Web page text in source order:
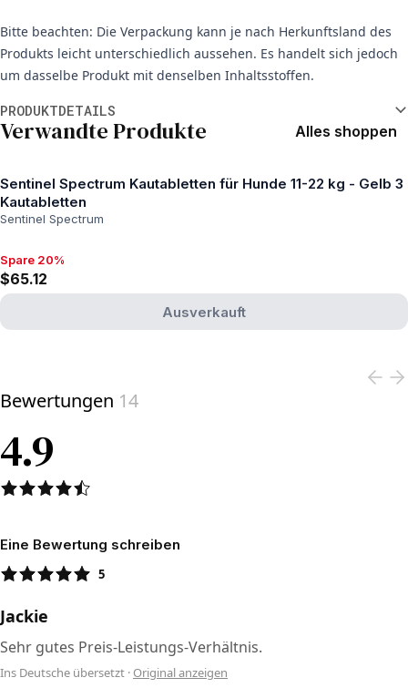
Bitte beachten: Die Verpackung kann je nach Herkunftsland des
Produkts leicht unterschiedlich aussehen. Es handelt sich jedoch
um dasselbe Produkt mit denselben Inhaltsstoffen.
PRODUKTDETAILS
Verwandte Produkte Alles shoppen
Sentinel Spectrum Kautabletten für Hunde 11-22 kg - Gelb 3
Kautabletten
Sentinel Spectrum
Spare 20%, $65.12
Spare 20%
$65.12
Ausverkauft
Bewertungen 14
4.9
Eine Bewertung schreiben
5
Jackie
Sehr gutes Preis-Leistungs-Verhältnis.
Ins Deutsche übersetzt · Original anzeigen